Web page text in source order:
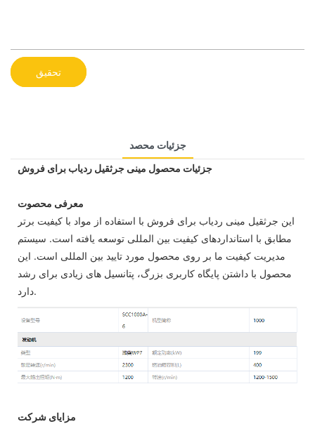
تحقیق
جزئیات محصد
جزئیات محصول مینی جرثقیل ردیاب برای فروش
معرفی محصوت
این جرثقیل مینی ردیاب برای فروش با استفاده از مواد با کیفیت برتر
مطابق با استانداردهای کیفیت بین المللی توسعه یافته است. سیستم
مدیریت کیفیت ما بر روی محصول مورد تایید بین المللی است. این
محصول با داشتن پایگاه کاربری بزرگ، پتانسیل های زیادی برای رشد
دارد.
مزایای شرکت